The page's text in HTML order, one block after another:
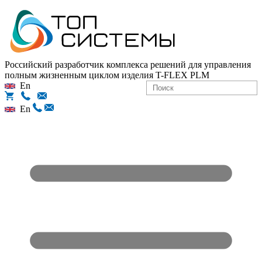
Российский разработчик комплекса решений для управления
полным жизненным циклом изделия T-FLEX PLM
En
En